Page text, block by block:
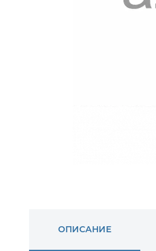
ОПИСАНИЕ